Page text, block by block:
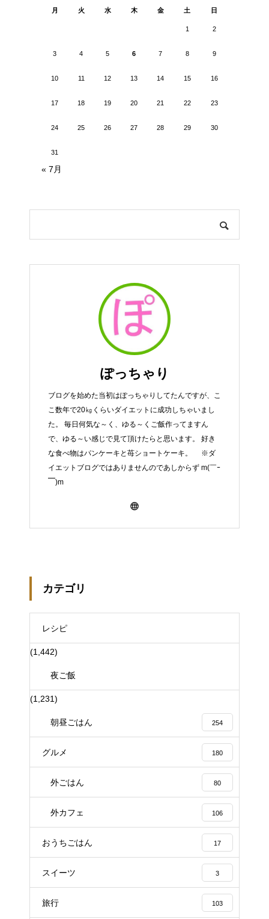
月
火 水 木 金 土 日
1 2
3 4 5 6 7 8 9
10 11 12 13 14 15 16
17 18 19 20 21 22 23
24 25 26 27 28 29 30
31
« 7月
ぽっちゃり
ブログを始めた当初はぽっちゃりしてたんですが、こ
こ数年で20㎏くらいダイエットに成功しちゃいまし
た。 毎日何気な～く、ゆる～くご飯作ってますん
で、ゆる～い感じで見て頂けたらと思います。 好き
な食べ物はパンケーキと苺ショートケーキ。 ※ダ
イエットブログではありませんのであしからず m(￣ｰ
￣)m
カテゴリ
レシピ
(1,442)
夜ご飯
(1,231)
朝昼ごはん 254
グルメ 180
外ごはん 80
外カフェ 106
おうちごはん 17
スイーツ 3
旅行 103